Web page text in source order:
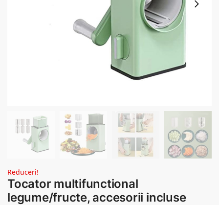
Reduceri!
Tocator multifunctional
legume/fructe, accesorii incluse